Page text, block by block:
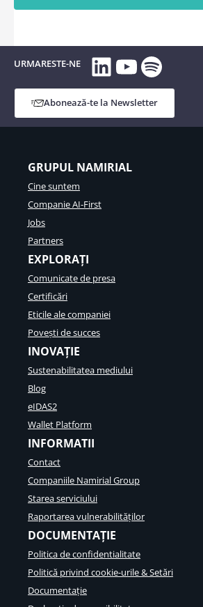
URMARESTE-NE LinkedIn
YouTube
Spotify
Abonează-te la Newsletter
GRUPUL NAMIRIAL
Cine suntem
Companie AI-First
Jobs
Partners
EXPLORAȚI
Comunicate de presa
Certificări
Eticile ale companiei
Povești de succes
INOVAȚIE
Sustenabilitatea mediului
Blog
eIDAS2
Wallet Platform
INFORMATII
Contact
Companiile Namirial Group
Starea serviciului
Raportarea vulnerabilităților
DOCUMENTAȚIE
Politica de confidentialitate
Politică privind cookie-urile & Setări
Documentație